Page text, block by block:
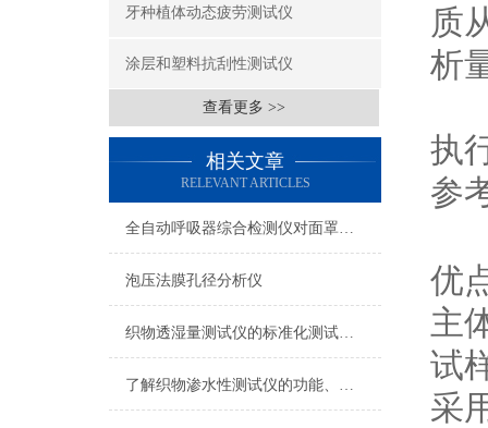
牙种植体动态疲劳测试仪
涂层和塑料抗刮性测试仪
查看更多 >>
相关文章
RELEVANT ARTICLES
全自动呼吸器综合检测仪对面罩泄漏率的定量检测方法
泡压法膜孔径分析仪
织物透湿量测试仪的标准化测试方法与流程介绍
了解织物渗水性测试仪的功能、优势与行业应用
质
析
执
参
优
主
试
采